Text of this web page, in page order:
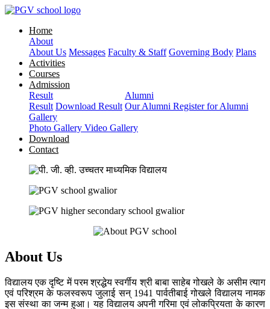
Home
About
About Us Messages Faculty & Staff Governing Body Plans
Activities
Courses
Admission
Result
Result Download Result
Alumni
Our Alumni Register for Alumni
Gallery
Photo Gallery Video Gallery
Download
Contact
About Us
विद्यालय एक दृष्टि में परम श्रद्धेय स्वर्गीय श्री बाबा साहेब गोखले के असीम त्याग
एवं परिश्रम के फलस्वरूप जुलाई सन् 1941 पार्वतीबाई गोखले विद्यालय नामक
इस संस्था का जन्म हुआ। यह विद्यालय अपनी गरिमा एवं लोकप्रियता के कारण